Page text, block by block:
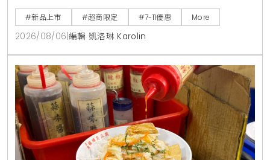
直接食用，也能加入氣泡水或咖啡混搭出夏日特調飲
品。
#新品上市 #超商限定 #7-11優惠 More
2026/08/06 編輯 凱洛琳 Karolin